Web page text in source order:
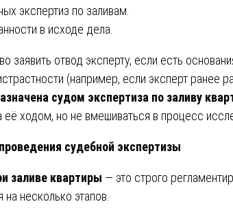
экспертиз по заливам.
в исходе дела.
заявить отвод эксперту, если есть
(например, если эксперт ранее
судом экспертиза по заливу
её ходом, но не вмешиваться в процесс
судебной экспертизы
заливе квартиры — это строго
несколько этапов.